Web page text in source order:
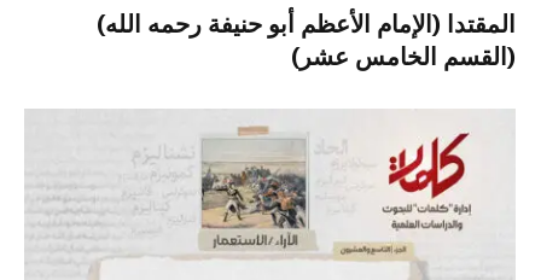
المقتدا (الإمام الأعظم أبو حنيفة رحمه الله)
(القسم الخامس عشر)